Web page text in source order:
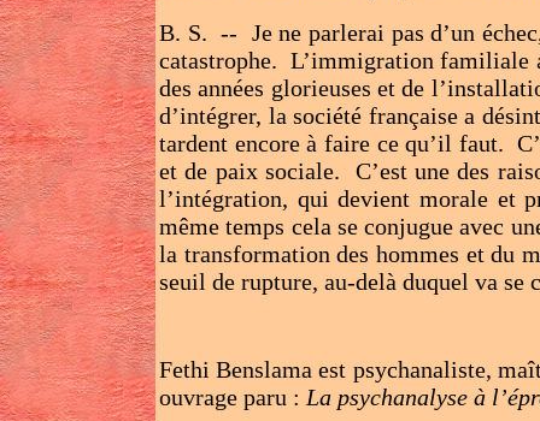
B. S. -- Je ne parlerai pas d’un
catastrophe. L’immigration familiale
des années glorieuses et de
d’intégrer, la société française a
tardent encore à faire ce qu’il faut.
et de paix sociale. C’est une des
l’intégration, qui devient morale et
même temps cela se conjugue avec
la transformation des hommes et du
seuil de rupture, au-delà duquel va
Fethi Benslama est psychanaliste,
ouvrage paru : La psychanalyse à